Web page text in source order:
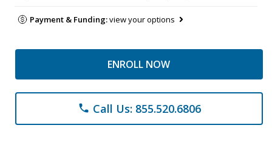
Payment & Funding:view your options
ENROLL NOW
phone Call Us: 855.520.6806